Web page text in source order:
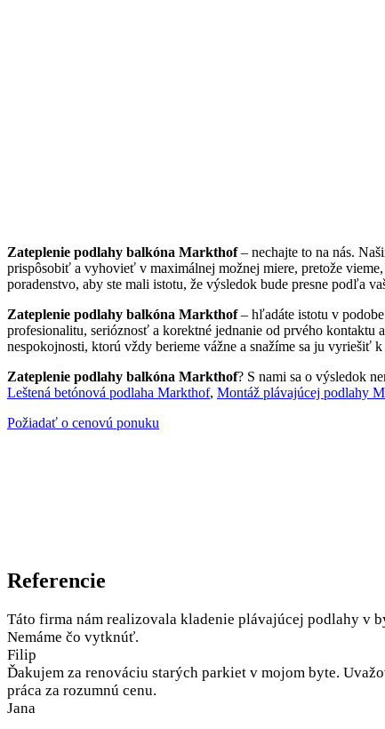
Zateplenie podlahy balkóna Markthof– nechajte to na nás.
prispôsobiť a vyhovieť v maximálnej možnej miere, pretože
poradenstvo, aby ste mali istotu, že výsledok bude presne podľa
Zateplenie podlahy balkóna Markthof– hľadáte istotu v podobe
profesionalitu, serióznosť a korektné jednanie od prvého kontaktu
nespokojnosti, ktorú vždy berieme vážne a snažíme sa ju vyriešiť
Zateplenie podlahy balkóna Markthof? S nami sa o výsledok
Leštená betónová podlaha Markthof, Montáž plávajúcej podlahy
Požiadať o cenovú ponuku
Referencie
Táto firma nám realizovala kladenie plávajúcej podlahy v
Nemáme čo vytknúť.
Filip
Ďakujem za renováciu starých parkiet v mojom byte.
práca za rozumnú cenu.
Jana